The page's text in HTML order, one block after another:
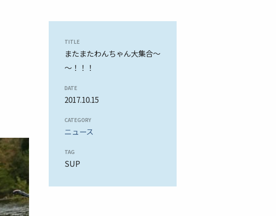
TITLE
またまたわんちゃん大集合～
～！！！
DATE
2017.10.15
CATEGORY
ニュース
TAG
SUP